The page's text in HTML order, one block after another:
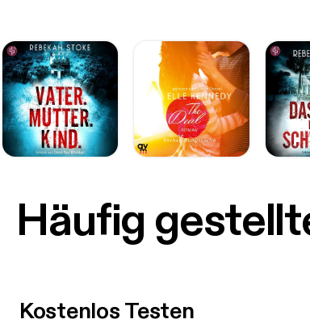
Häufig
Kostenlos Testen